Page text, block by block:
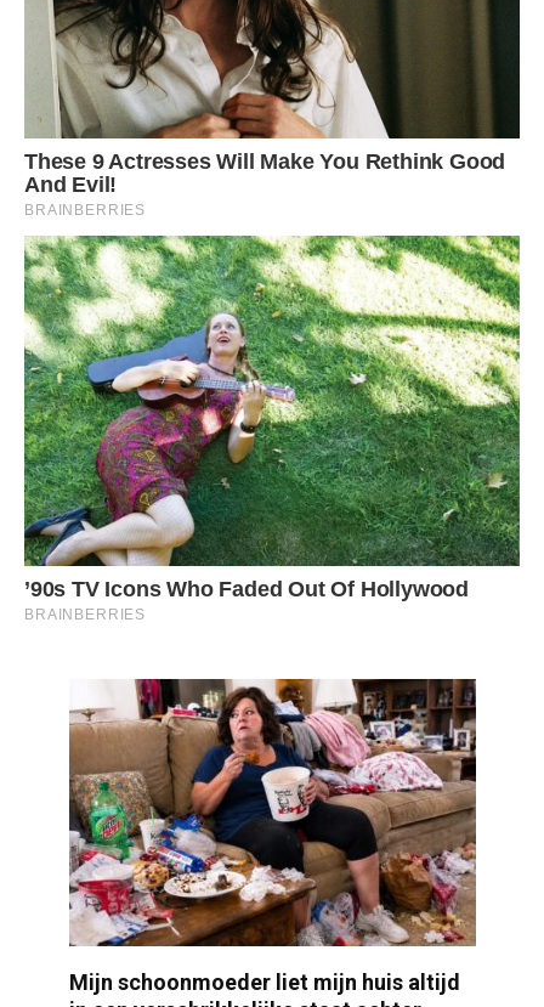
Mijn schoonmoeder liet mijn huis altijd